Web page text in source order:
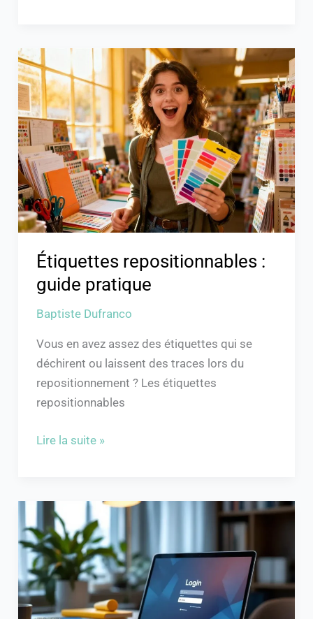
Étiquettes repositionnables :
guide pratique
Baptiste Dufranco
Vous en avez assez des étiquettes qui se
déchirent ou laissent des traces lors du
repositionnement ? Les étiquettes
repositionnables
Étiquettes
repositionnables
:
guide
pratique
Lire la suite »
Accédez
facilement
à
votre
ENT
Auvergne